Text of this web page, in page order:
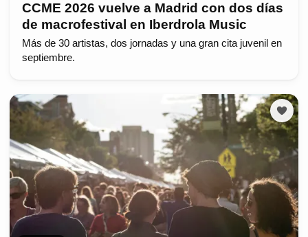
CCME 2026 vuelve a Madrid con dos días
de macrofestival en Iberdrola Music
Más de 30 artistas, dos jornadas y una gran cita juvenil en
septiembre.